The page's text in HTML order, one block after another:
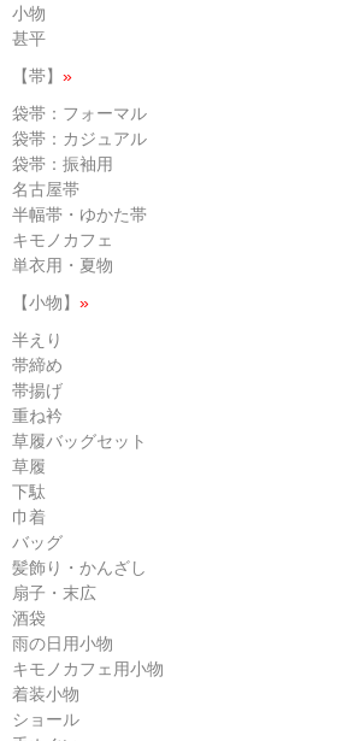
小物
甚平
【帯】 »
袋帯：フォーマル
袋帯：カジュアル
袋帯：振袖用
名古屋帯
半幅帯・ゆかた帯
キモノカフェ
単衣用・夏物
【小物】 »
半えり
帯締め
帯揚げ
重ね衿
草履バッグセット
草履
下駄
巾着
バッグ
髪飾り・かんざし
扇子・末広
酒袋
雨の日用小物
キモノカフェ用小物
着装小物
ショール